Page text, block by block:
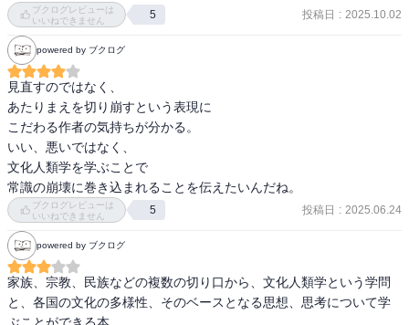
核家族を普遍的な単位として世界の家族を説明しようとした学者も
いたが、ちょっと強引。
東南アジアの事例、フーヤル。父なしの母系家族形態。生物学的な
父は家庭におらず、母方の叔父が子供を育てる。生殖した父≠教育す
る父。
生物学的な父親と、法的な父は必ずしも一致しない。
4.贈り物と負い目
トロブリアンド諸島のクラ交換。2つのアクセサリーを島間で時計回
りと反時計回りで贈るもの。いつ何のために始まったかは定かでな
いものの、作法が細かく規定されている。
第三者から見ると、贈り物というよりは時間差の交換のようにも見
える。
贈り物をもらう側には負い目が発生する。このため、贈る側を権威
化しない取り組みをしている人たちも存在する。
て伝えたいメッセージはそれだけなんだ……という肩透かし感があ
った。
あと、挙げられている例がいわゆる「未開」のイメージのある場所
ばっかりで、それだと「先進国の考え方は似る」という誤解に繋が
りそうな気がした。
ブクログレビューは
いいねできません
5 投稿日 : 2025.10.02
powered by ブクログ
見直すのではなく、
あたりまえを切り崩すという表現に
こだわる作者の気持ちが分かる。
いい、悪いではなく、
文化人類学を学ぶことで
常識の崩壊に巻き込まれることを伝えたいんだね。
ブクログレビューは
いいねできません
5 投稿日 : 2025.06.24
powered by ブクログ
家族、宗教、民族などの複数の切り口から、文化人類学という学問
と、各国の文化の多様性、そのベースとなる思想、思考について学